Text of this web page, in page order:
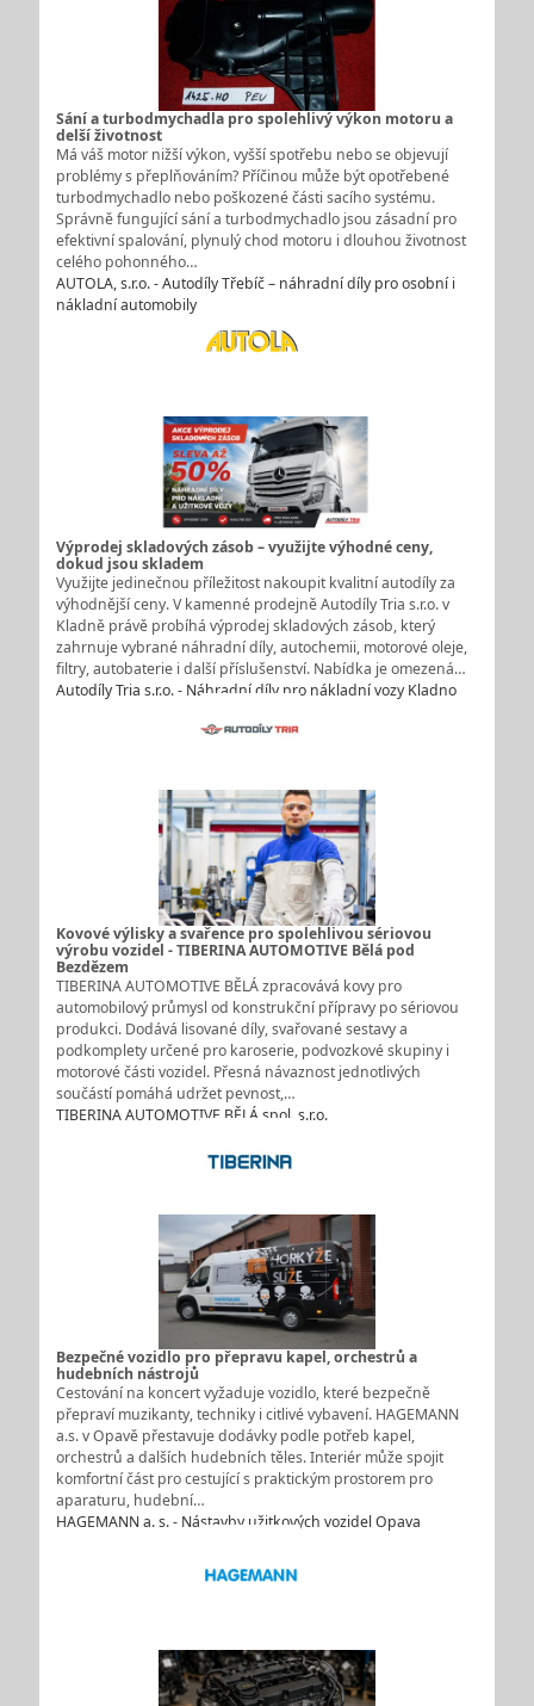
Sání a turbodmychadla pro spolehlivý výkon motoru a
delší životnost
Má váš motor nižší výkon, vyšší spotřebu nebo se objevují
problémy s přeplňováním? Příčinou může být opotřebené
turbodmychadlo nebo poškozené části sacího systému.
Správně fungující sání a turbodmychadlo jsou zásadní pro
efektivní spalování, plynulý chod motoru i dlouhou životnost
celého pohonného…
AUTOLA, s.r.o. - Autodíly Třebíč – náhradní díly pro osobní i
nákladní automobily
Výprodej skladových zásob – využijte výhodné ceny,
dokud jsou skladem
Využijte jedinečnou příležitost nakoupit kvalitní autodíly za
výhodnější ceny. V kamenné prodejně Autodíly Tria s.r.o. v
Kladně právě probíhá výprodej skladových zásob, který
zahrnuje vybrané náhradní díly, autochemii, motorové oleje,
filtry, autobaterie i další příslušenství. Nabídka je omezená…
Autodíly Tria s.r.o. - Náhradní díly pro nákladní vozy Kladno
Kovové výlisky a svařence pro spolehlivou sériovou
výrobu vozidel - TIBERINA AUTOMOTIVE Bělá pod
Bezdězem
TIBERINA AUTOMOTIVE BĚLÁ zpracovává kovy pro
automobilový průmysl od konstrukční přípravy po sériovou
produkci. Dodává lisované díly, svařované sestavy a
podkomplety určené pro karoserie, podvozkové skupiny i
motorové části vozidel. Přesná návaznost jednotlivých
součástí pomáhá udržet pevnost,…
TIBERINA AUTOMOTIVE BĚLÁ spol. s.r.o.
Bezpečné vozidlo pro přepravu kapel, orchestrů a
hudebních nástrojů
Cestování na koncert vyžaduje vozidlo, které bezpečně
přepraví muzikanty, techniky i citlivé vybavení. HAGEMANN
a.s. v Opavě přestavuje dodávky podle potřeb kapel,
orchestrů a dalších hudebních těles. Interiér může spojit
komfortní část pro cestující s praktickým prostorem pro
aparaturu, hudební…
HAGEMANN a. s. - Nástavby užitkových vozidel Opava